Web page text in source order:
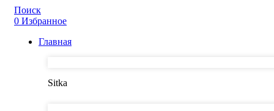
Поиск
0 Избранное
Главная
Sitka